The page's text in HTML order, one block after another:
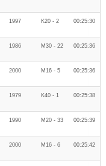
1997 K20 - 2 00:25:30
1986 M30 - 22 00:25:36
2000 M16 - 5 00:25:36
1979 K40 - 1 00:25:38
1990 M20 - 33 00:25:39
2000 M16 - 6 00:25:42